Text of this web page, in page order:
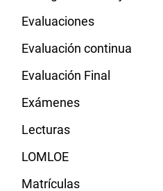
Evaluaciones
Evaluación continua
Evaluación Final
Exámenes
Lecturas
LOMLOE
Matrículas